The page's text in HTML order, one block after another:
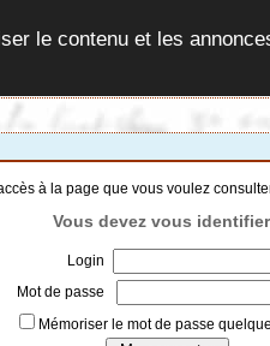
le contenu et les
à la page que vous voulez
Vous devez vous
Login
Mot de passe
Mémoriser le mot de passe